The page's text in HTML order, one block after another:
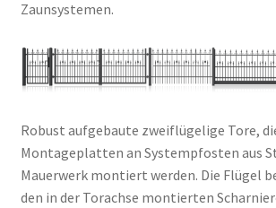
Zaunsystemen.
Robust aufgebaute zweiflügelige Tore,
Montageplatten an Systempfosten aus
Mauerwerk montiert werden. Die Flügel
den in der Torachse montierten